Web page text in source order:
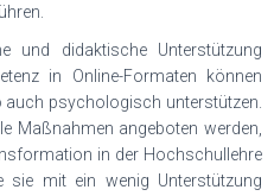
und didaktische Unterstützung
in Online-Formaten können
auch psychologisch unterstützen.
Maßnahmen angeboten werden,
in der Hochschullehre
sie mit ein wenig Unterstützung